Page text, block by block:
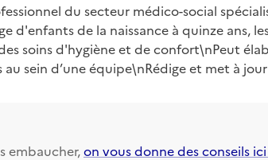
du secteur médico-social
d'enfants de la naissance à quinze ans,
soins d'hygiène et de confort\nPeut
sein d’une équipe\nRédige et met à
embaucher,on vous donne des conseils